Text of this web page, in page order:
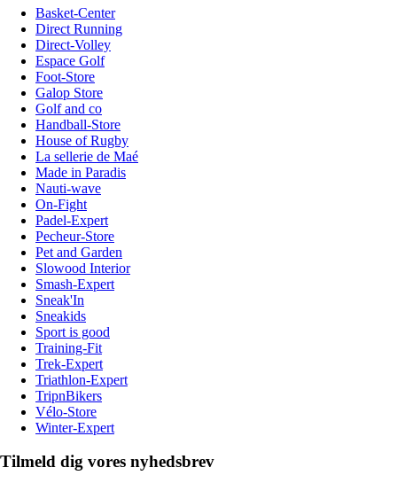
Basket-Center
Direct Running
Direct-Volley
Espace Golf
Foot-Store
Galop Store
Golf and co
Handball-Store
House of Rugby
La sellerie de Maé
Made in Paradis
Nauti-wave
On-Fight
Padel-Expert
Pecheur-Store
Pet and Garden
Slowood Interior
Smash-Expert
Sneak'In
Sneakids
Sport is good
Training-Fit
Trek-Expert
Triathlon-Expert
TripnBikers
Vélo-Store
Winter-Expert
Tilmeld dig vores nyhedsbrev